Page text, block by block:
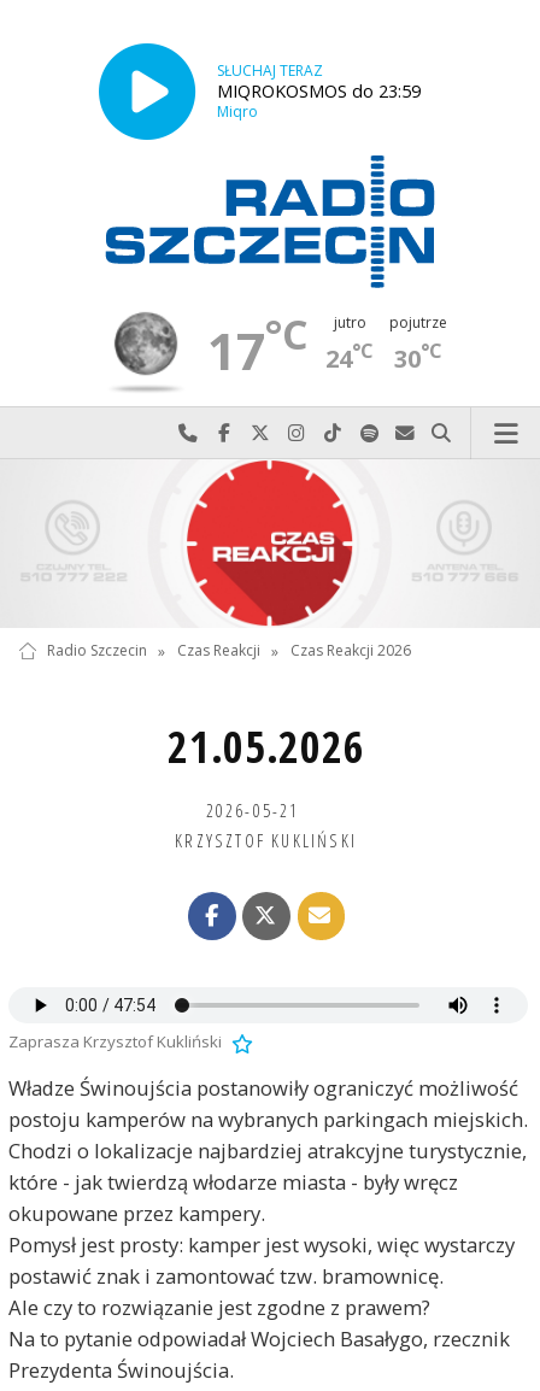
SŁUCHAJ TERAZ
MIQROKOSMOS do 23:59
Miqro
17°C jutro
24°C
pojutrze
30°C
Najlepiej po prostu do nas zadzwoń
Odwiedź nas na Facebook-u
Odwiedź nas na X
Odwiedź nas na Instagram-ie
Odwiedź nas na TikTok-u
Szukaj nas na Spotify
Wyślij do nas
Szukaj
Radio Szczecin » Czas Reakcji » Czas Reakcji 2026
21.05.2026
2026-05-21
KRZYSZTOF KUKLIŃSKI
Zaprasza Krzysztof Kukliński
Władze Świnoujścia postanowiły ograniczyć możliwość
postoju kamperów na wybranych parkingach miejskich.
Chodzi o lokalizacje najbardziej atrakcyjne turystycznie,
które - jak twierdzą włodarze miasta - były wręcz
okupowane przez kampery.
Pomysł jest prosty: kamper jest wysoki, więc wystarczy
postawić znak i zamontować tzw. bramownicę.
Ale czy to rozwiązanie jest zgodne z prawem?
Na to pytanie odpowiadał Wojciech Basałygo, rzecznik
Prezydenta Świnoujścia.